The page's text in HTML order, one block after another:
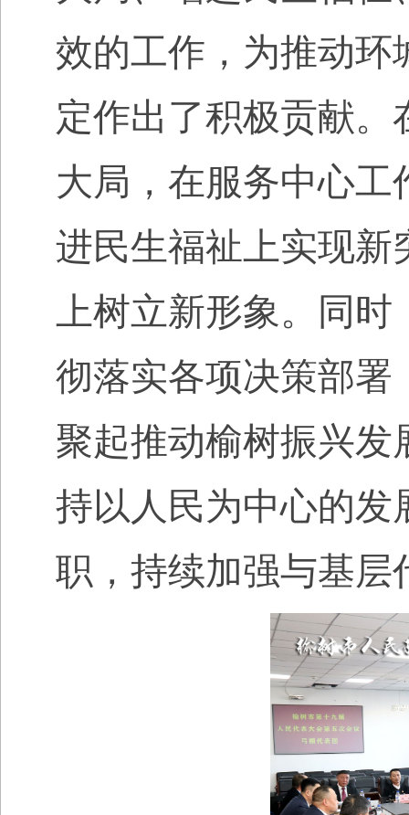
效的工作，为推动环
定作出了积极贡献
大局，在服务中心
进民生福祉上实现新
上树立新形象。同
彻落实各项决策部署
聚起推动榆树振兴发
持以人民为中心的发
职，持续加强与基层